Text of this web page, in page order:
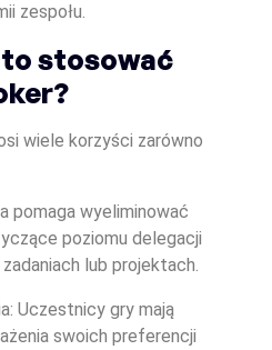
zespołu.
stosować
wiele korzyści zarówno
pomaga wyeliminować
poziomu delegacji
lub projektach.
Uczestnicy gry mają
swoich preferencji